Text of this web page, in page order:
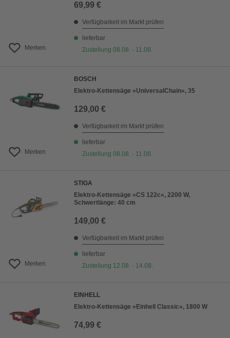
Merken
69,99 €
Verfügbarkeit im Markt prüfen
lieferbar
Zustellung 08.08. - 11.08.
Merken
BOSCH
Elektro-Kettensäge »UniversalChain«, 35
129,00 €
Verfügbarkeit im Markt prüfen
lieferbar
Zustellung 08.08. - 11.08.
Merken
STIGA
Elektro-Kettensäge »CS 122c«, 2200 W,
Schwertlänge: 40 cm
149,00 €
Verfügbarkeit im Markt prüfen
lieferbar
Zustellung 12.08. - 14.08.
EINHELL
Elektro-Kettensäge »Einhell Classic«, 1800 W
74,99 €